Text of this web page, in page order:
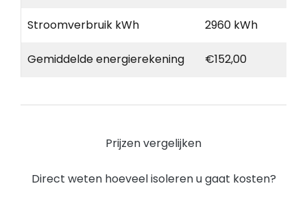
Stroomverbruik kWh 2960 kWh
Gemiddelde energierekening €152,00
Prijzen vergelijken
Direct weten hoeveel isoleren u gaat kosten?